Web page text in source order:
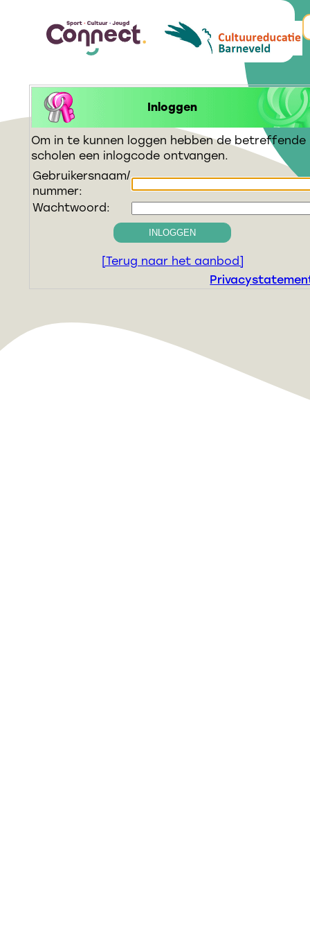
Inloggen
Om in te kunnen loggen hebben de betreffende
scholen een inlogcode ontvangen.
Gebruikersnaam/
nummer:
Wachtwoord:
INLOGGEN
[Terug naar het aanbod]